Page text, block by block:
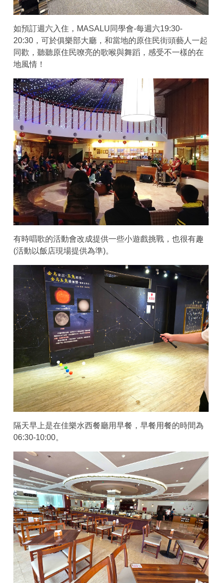
如預訂週六入住，MASALU同學會-每週六19:30-
20:30，可於俱樂部大廳，和當地的原住民街頭藝人一起
同歡，聽聽原住民嘹亮的歌喉與舞蹈，感受不一樣的在
地風情！
有時唱歌的活動會改成提供一些小遊戲挑戰，也很有趣
(活動以飯店現場提供為準)。
隔天早上是在佳樂水西餐廳用早餐，早餐用餐的時間為
06:30-10:00。